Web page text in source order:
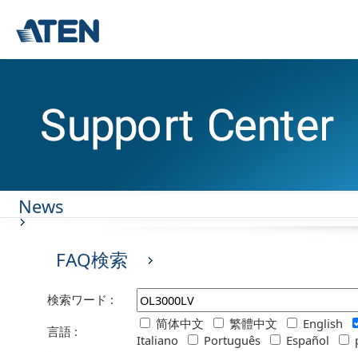
News
FAQ検索
検索ワード :
言語 :
简体中文 繁體中文
English
Italiano
Português Español